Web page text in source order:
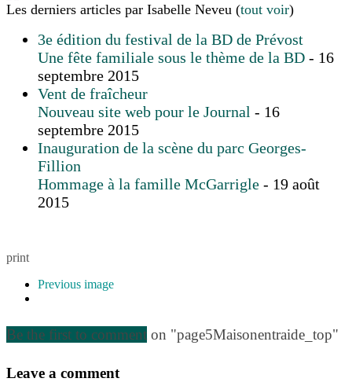
Les derniers articles par Isabelle Neveu (tout voir)
3e édition du festival de la BD de Prévost
Une fête familiale sous le thème de la BD - 16
septembre 2015
Vent de fraîcheur
Nouveau site web pour le Journal - 16
septembre 2015
Inauguration de la scène du parc Georges-
Fillion
Hommage à la famille McGarrigle - 19 août
2015
print
Previous image
Be the first to comment on "page5Maisonentraide_top"
Leave a comment